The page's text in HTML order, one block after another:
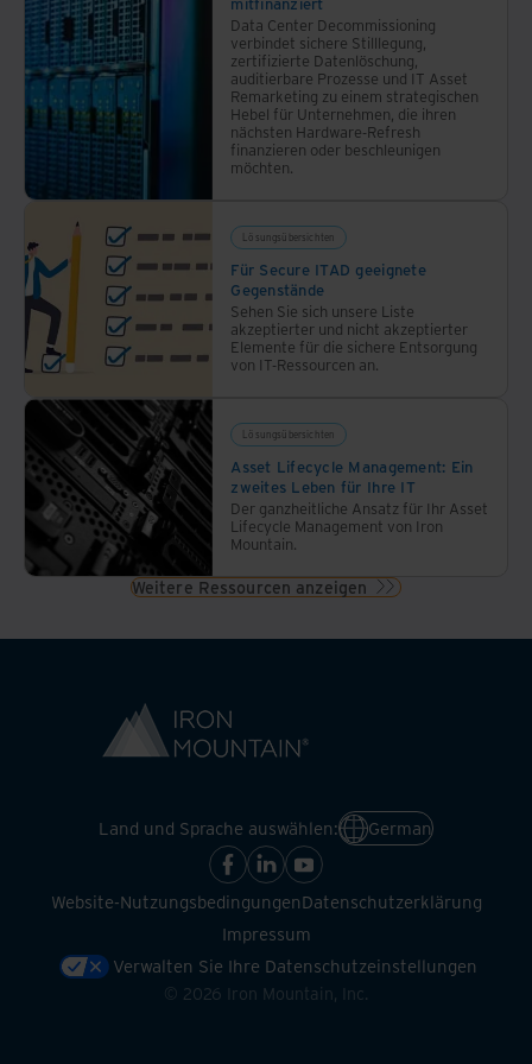
Data Center Decommissioning
verbindet sichere Stilllegung,
zertifizierte Datenlöschung,
auditierbare Prozesse und IT Asset
Remarketing zu einem strategischen
Hebel für Unternehmen, die ihren
nächsten Hardware-Refresh
finanzieren oder beschleunigen
möchten.
Lösungsübersichten
Für Secure ITAD geeignete
Gegenstände
Sehen Sie sich unsere Liste
akzeptierter und nicht akzeptierter
Elemente für die sichere Entsorgung
von IT-Ressourcen an.
Lösungsübersichten
Asset Lifecycle Management: Ein
zweites Leben für Ihre IT
Der ganzheitliche Ansatz für Ihr Asset
Lifecycle Management von Iron
Mountain.
Weitere Ressourcen anzeigen
Land und Sprache auswählen: German
Website-NutzungsbedingungenDatenschutzerklärung
Impressum
Verwalten Sie Ihre Datenschutzeinstellungen
© 2026 Iron Mountain, Inc.